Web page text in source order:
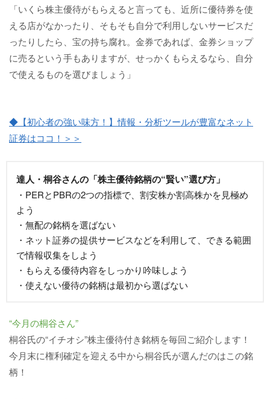
「いくら株主優待がもらえると言っても、近所に優待券を使
える店がなかったり、そもそも自分で利用しないサービスだ
ったりしたら、宝の持ち腐れ。金券であれば、金券ショップ
に売るという手もありますが、せっかくもらえるなら、自分
で使えるものを選びましょう」
◆【初心者の強い味方！】情報・分析ツールが豊富なネット
証券はココ！＞＞
達人・桐谷さんの「株主優待銘柄の“賢い”選び方」
・PERとPBRの2つの指標で、割安株か割高株かを見極め
よう
・無配の銘柄を選ばない
・ネット証券の提供サービスなどを利用して、できる範囲
で情報収集をしよう
・もらえる優待内容をしっかり吟味しよう
・使えない優待の銘柄は最初から選ばない
“今月の桐谷さん”
桐谷氏の“イチオシ”株主優待付き銘柄を毎回ご紹介します！
今月末に権利確定を迎える中から桐谷氏が選んだのはこの銘
柄！